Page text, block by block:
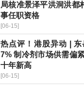
局核准景泽平洪洞洪都
事任职资格
[06-15]
热点评！港股异动 | 东
7% 制冷剂市场供需偏
十年新高
[06-15]